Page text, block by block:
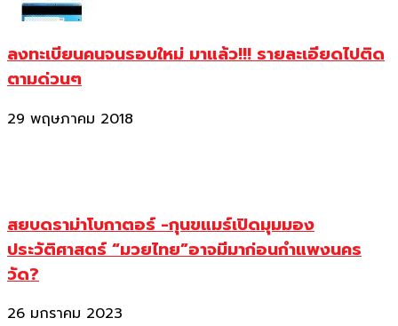
ลงทะเบียนคนจนรอบใหม่ มาแล้ว!!! รายละเอียดไปติด
ตามด่วนๆ
29 พฤษภาคม 2018
สยบดราม่าโบกาตอร์ -กุนขแมร์เปิดมุมมอง
ประวัติศาสตร์ “มวยไทย”อาจมีมาก่อนกำแพงนคร
วัด?
26 มกราคม 2023